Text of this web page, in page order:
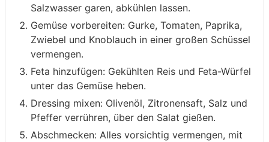
Salzwasser garen, abkühlen lassen.
Gemüse vorbereiten: Gurke, Tomaten, Paprika,
Zwiebel und Knoblauch in einer großen Schüssel
vermengen.
Feta hinzufügen: Gekühlten Reis und Feta-Würfel
unter das Gemüse heben.
Dressing mixen: Olivenöl, Zitronensaft, Salz und
Pfeffer verrühren, über den Salat gießen.
Abschmecken: Alles vorsichtig vermengen, mit